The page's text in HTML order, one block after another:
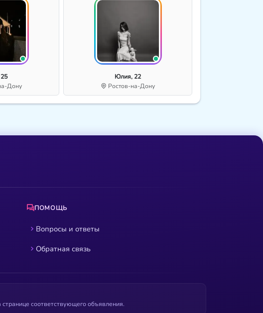
Дону
Юлия, 22
Ростов-на-Дону
ПОМОЩЬ
Вопросы и ответы
Обратная связь
соответствующего объявления.